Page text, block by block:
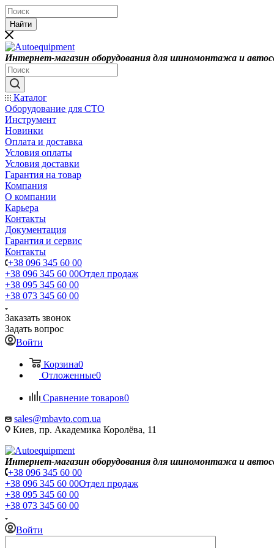
Найти
Интернет-магазин оборудования для шиномонтажа и
Каталог
Оборудование для СТО
Инструмент
Новинки
Оплата и доставка
Условия оплаты
Условия доставки
Гарантия на товар
Компания
О компании
Карьера
Контакты
Документация
Гарантия и сервис
Контакты
+38 096 345 60 00
+38 096 345 60 00Отдел продаж
+38 095 345 60 00
+38 073 345 60 00
Заказать звонок
Задать вопрос
Войти
Корзина0
Отложенные0
Сравнение товаров0
sales@mbavto.com.ua
Киев, пр. Академика Королёва, 11
Интернет-магазин оборудования для шиномонтажа и
+38 096 345 60 00
+38 096 345 60 00Отдел продаж
+38 095 345 60 00
+38 073 345 60 00
Войти